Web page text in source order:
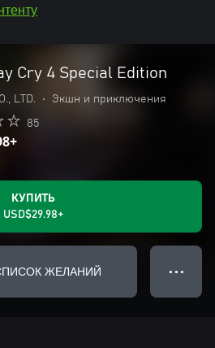
Cry 4 Special Edition
LTD. • Экшн и приключения
85
КУПИТЬ
USD$29.98+
ЖЕЛАНИЙ ● ● ●